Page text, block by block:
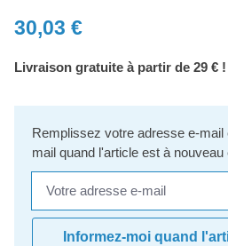
30,03 €
Livraison gratuite à partir de 29 € !
Remplissez votre adresse e-
mail quand l'article est à nouveau
Informez-moi quand